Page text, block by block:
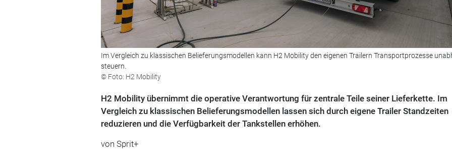
Im Vergleich zu klassischen Belieferungsmodellen kann H2 Mobility den eigenen Trailern Transportprozesse
steuern.
© Foto: H2 Mobility
H2 Mobility übernimmt die operative Verantwortung für zentrale Teile seiner Lieferkette. Im
Vergleich zu klassischen Belieferungsmodellen lassen sich durch eigene Trailer Standzeiten
reduzieren und die Verfügbarkeit der Tankstellen erhöhen.
von Sprit+